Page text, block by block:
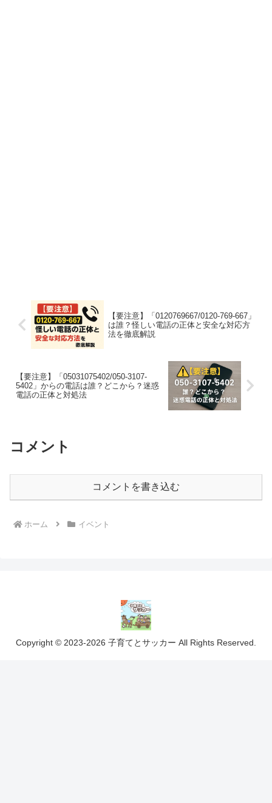
【要注意】「0120769667/0120-769-667」
は誰？怪しい電話の正体と安全な対応方
法を徹底解説
【要注意】「05031075402/050-3107-
5402」からの電話は誰？どこから？迷惑
電話の正体と対処法
コメント
コメントを書き込む
ホーム イベント
Copyright © 2023-2026 子育てとサッカー All Rights Reserved.